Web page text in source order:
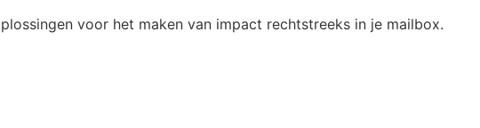
voor het maken van impact rechtstreeks in je mailbox.